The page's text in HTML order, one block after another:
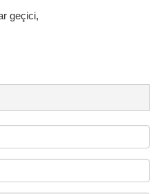
geçici,